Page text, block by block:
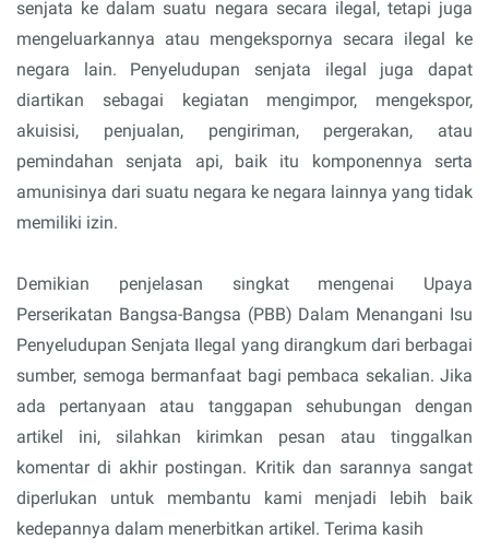
senjata ke dalam suatu negara secara ilegal, tetapi juga
mengeluarkannya atau mengekspornya secara ilegal ke
negara lain. Penyeludupan senjata ilegal juga dapat
diartikan sebagai kegiatan mengimpor, mengekspor,
akuisisi, penjualan, pengiriman, pergerakan, atau
pemindahan senjata api, baik itu komponennya serta
amunisinya dari suatu negara ke negara lainnya yang tidak
memiliki izin.
Demikian penjelasan singkat mengenai Upaya
Perserikatan Bangsa-Bangsa (PBB) Dalam Menangani Isu
Penyeludupan Senjata Ilegal yang dirangkum dari berbagai
sumber, semoga bermanfaat bagi pembaca sekalian. Jika
ada pertanyaan atau tanggapan sehubungan dengan
artikel ini, silahkan kirimkan pesan atau tinggalkan
komentar di akhir postingan. Kritik dan sarannya sangat
diperlukan untuk membantu kami menjadi lebih baik
kedepannya dalam menerbitkan artikel. Terima kasih